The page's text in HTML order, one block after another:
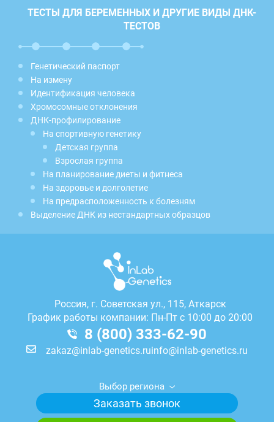
ТЕСТЫ ДЛЯ БЕРЕМЕННЫХ И ДРУГИЕ ВИДЫ ДНК-
ТЕСТОВ
Генетический паспорт
На измену
Идентификация человека
Хромосомные отклонения
ДНК-профилирование
На спортивную генетику
Детская группа
Взрослая группа
На планирование диеты и фитнеса
На здоровье и долголетие
На предрасположенность к болезням
Выделение ДНК из нестандартных образцов
Россия, г. Советская ул., 115, Аткарск
График работы компании: Пн-Пт с 10:00 до 20:00
8 (800) 333-62-90
zakaz@inlab-genetics.ruinfo@inlab-genetics.ru
Выбор региона
Заказать звонок